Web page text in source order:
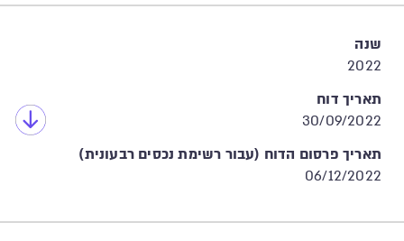
שנה
2022
תאריך דוח
30/09/2022
תאריך פרסום הדוח (עבור רשימת נכסים רבעונית)
06/12/2022